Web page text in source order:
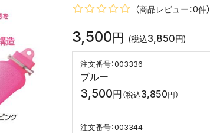
（商品レビュー：0件）
3,500円 (税込3,850円)
003336
ブルー
3,500円 （税込3,850 円）
003344